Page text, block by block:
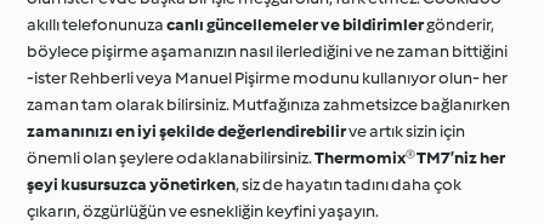
akıllı telefonunuzacanlı güncellemeler ve bildirimlergönderir,
böylece pişirme aşamanızın nasıl ilerlediğini ve ne zaman bittiğini
-ister Rehberli veya Manuel Pişirme modunu kullanıyor olun- her
zaman tam olarak bilirsiniz. Mutfağınıza zahmetsizce bağlanırken
zamanınızı en iyi şekilde değerlendirebilirve artık sizin için
önemli olan şeylere odaklanabilirsiniz.Thermomix® TM7’niz her
şeyi kusursuzca yönetirken, siz de hayatın tadını daha çok
çıkarın, özgürlüğün ve esnekliğin keyfini yaşayın.